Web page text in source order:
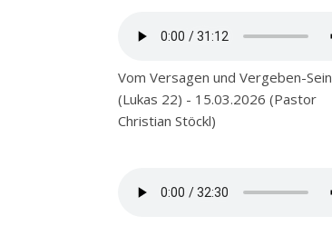
Vom Versagen und Vergeben-Sein
(Lukas 22) - 15.03.2026 (Pastor
Christian Stöckl)